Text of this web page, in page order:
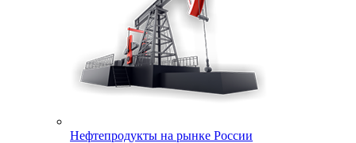
Нефтепродукты на рынке России